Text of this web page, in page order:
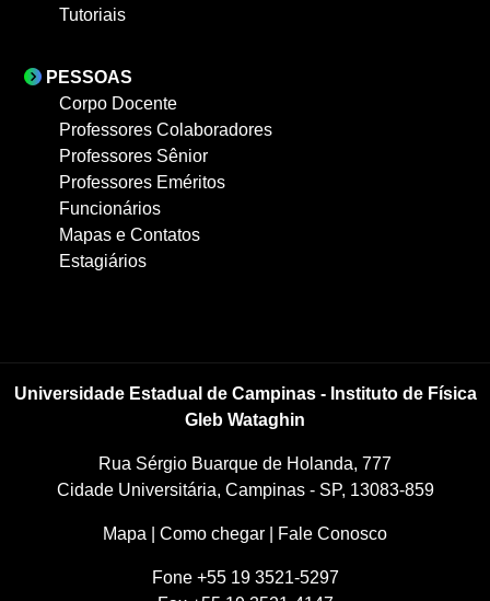
Tutoriais
PESSOAS
Corpo Docente
Professores Colaboradores
Professores Sênior
Professores Eméritos
Funcionários
Mapas e Contatos
Estagiários
Universidade Estadual de Campinas - Instituto de Física
Gleb Wataghin
Rua Sérgio Buarque de Holanda, 777
Cidade Universitária, Campinas - SP, 13083-859
Mapa Como chegar Fale Conosco
Fone +55 19 3521-5297